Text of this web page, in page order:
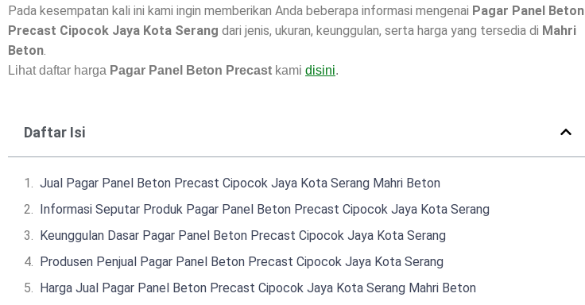
Pada kesempatan kali ini kami ingin memberikan Anda beberapa informasi mengenai Pagar Panel Beton
Precast Cipocok Jaya Kota Serang dari jenis, ukuran, keunggulan, serta harga yang tersedia di Mahri
Beton.
Lihat daftar harga Pagar Panel Beton Precast kami disini.
Daftar Isi
Jual Pagar Panel Beton Precast Cipocok Jaya Kota Serang Mahri Beton
Informasi Seputar Produk Pagar Panel Beton Precast Cipocok Jaya Kota Serang
Keunggulan Dasar Pagar Panel Beton Precast Cipocok Jaya Kota Serang
Produsen Penjual Pagar Panel Beton Precast Cipocok Jaya Kota Serang
Harga Jual Pagar Panel Beton Precast Cipocok Jaya Kota Serang Mahri Beton